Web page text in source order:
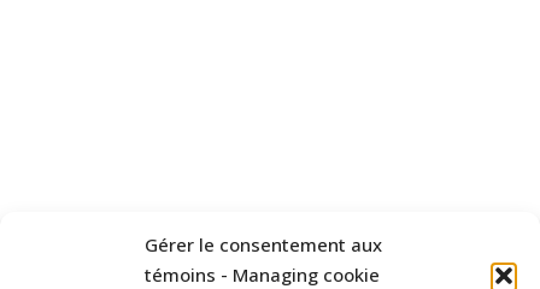
Gérer le consentement aux
témoins - Managing cookie